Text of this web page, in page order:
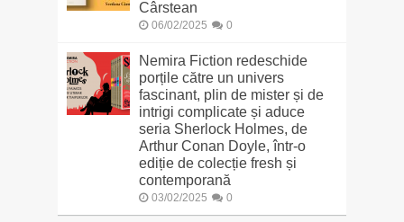
Cârstean
06/02/2025 0
Nemira Fiction redeschide
porțile către un univers
fascinant, plin de mister și de
intrigi complicate și aduce
seria Sherlock Holmes, de
Arthur Conan Doyle, într-o
ediție de colecție fresh și
contemporană
03/02/2025 0